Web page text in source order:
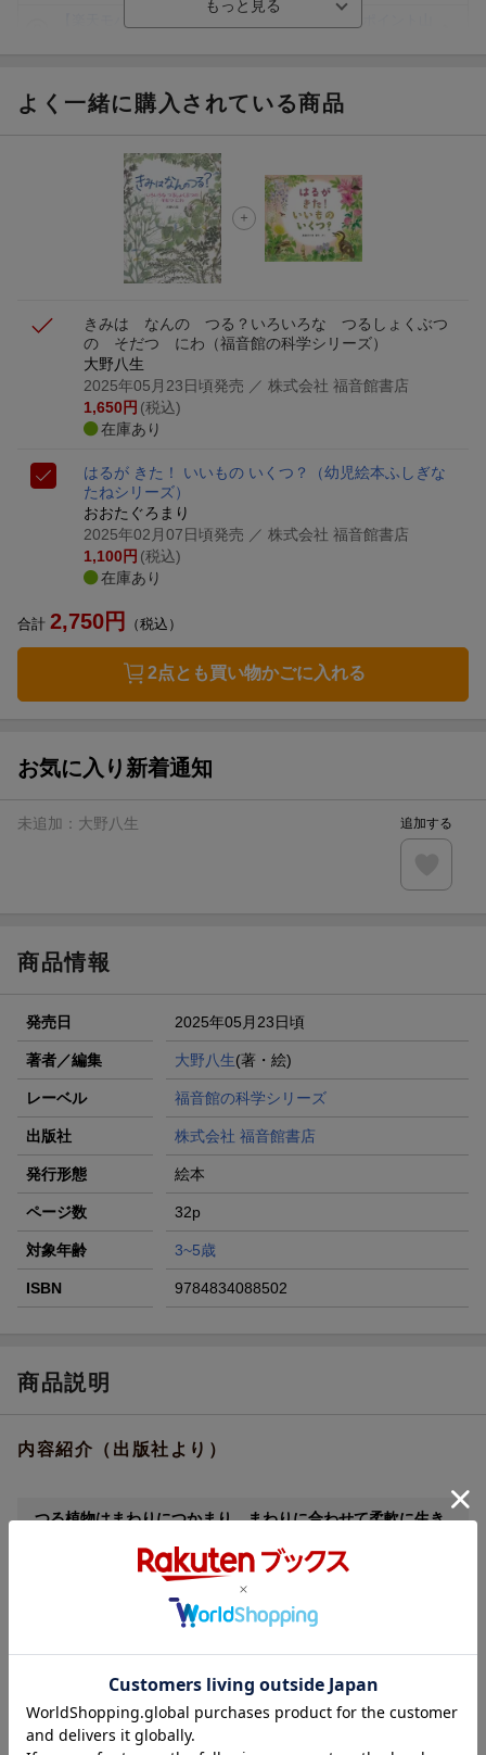
ト山分け
エントリー＆3,000円以上購入で無料データSIM（3GB/月プ
ラン）が当たる！
楽天モバイル紹介キャンペーンの拡散で300円OFFクーポン
よく一緒に購入されている商品
きみは なんの つる？ いろいろな つるしょくぶつ
の そだつ にわ （福音館の科学シリーズ）
大野八生
2025年05月23日頃発売 ／ 株式会社 福音館書店
1,650円 (税込)
在庫あり
はるが きた！ いいもの いくつ？
（幼児絵本ふしぎな
たねシリーズ）
おおたぐろまり
2025年02月07日頃発売 ／ 株式会社 福音館書店
1,100円 (税込)
在庫あり
合計 2,750円 （税込）
2点とも買い物かごに入れる
お気に入り新着通知
未追加： 大野八生 追加する
商品情報
発売日 2025年05月23日頃
著者／編集 大野八生(著・絵)
レーベル 福音館の科学シリーズ
出版社 株式会社 福音館書店
発行形態 絵本
ページ数 32p
対象年齢 3~5歳
ISBN 9784834088502
商品説明
内容紹介（出版社より）
つる植物はまわりにつかまり、まわりに合わせて柔軟に生き